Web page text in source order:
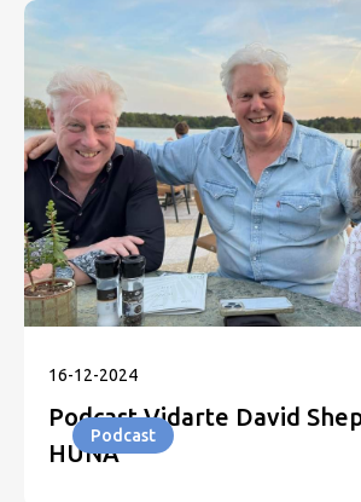
16-12-2024
Podcast Vidarte David
HUNA
Podcast